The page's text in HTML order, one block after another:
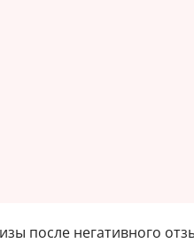
после негативного